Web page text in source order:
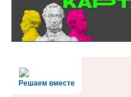
Решаем вместе